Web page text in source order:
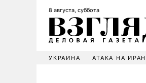
8 августа, суббота
УКРАИНА АТАКА НА ИРАН